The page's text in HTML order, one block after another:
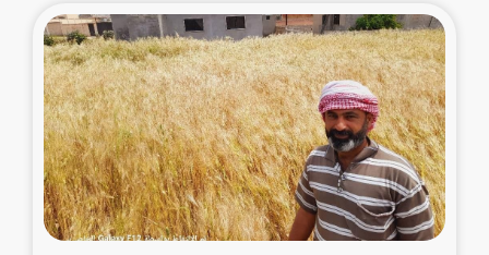
東ティモール豪雨緊急支援
大雨による洪水被災者支援
カカオ生産者支援事業
シリア国内避難民・帰還民の生活再建支援
トルコにおけるシリア難民支援事業